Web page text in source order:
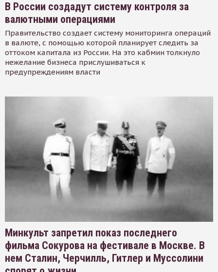
В России создадут систему контроля за
валютными операциями
Правительство создает систему мониторинга операций
в валюте, с помощью которой планирует следить за
оттоком капитала из России. На это кабмин толкнуло
нежелание бизнеса прислушиваться к
предупреждениям власти
Минкульт запретил показ последнего
фильма Сокурова на фестивале в Москве. В
нем Сталин, Черчилль, Гитлер и Муссолини